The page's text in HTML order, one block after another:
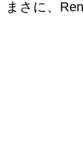
まさに、